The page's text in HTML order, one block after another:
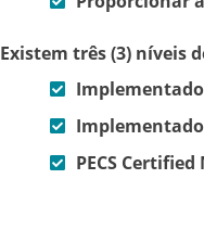
Existem três (3) níveis
PECS